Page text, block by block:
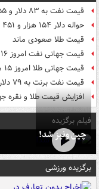
قیمت نفت به ۸۳ دلار و ۵۵ سنت در هر بشکه رسید
حواله دلار ۱۵۴ هزار و ۴۵۱ تومان شد
قیمت طلا صعودی ماند
قیمت جهانی نفت امروز ۱۶ مرداد
قیمت جهانی طلا امروز ۱۵ مرداد
قیمت نفت برنت به ۷۹ دلار رسید
افزایش قیمت طلا و نقره
فیلم برگزیده
چین ونیز شد!
برگزیده ورزشی